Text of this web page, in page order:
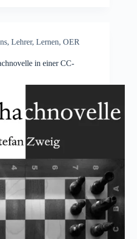
, Lehrer, Lernen, OER
in einer CC-